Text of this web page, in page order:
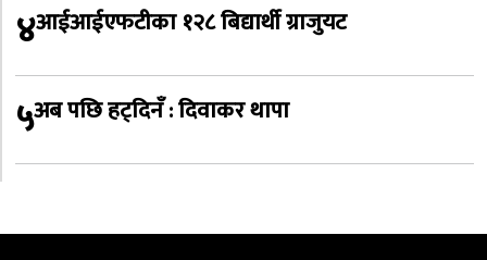
४आईआईएफटीका १२८ बिद्यार्थी ग्राजुयट
५अब पछि हट्दिनँ : दिवाकर थापा